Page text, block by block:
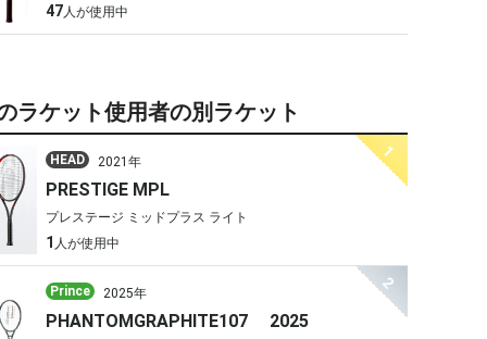
47人が使用中
ラケット使用者の別ラケット
HEAD 2021年
PRESTIGE MPL
プレステージ ミッドプラス ライト
1 人が使用中
1
Prince 2025年
PHANTOMGRAPHITE107 2025
2